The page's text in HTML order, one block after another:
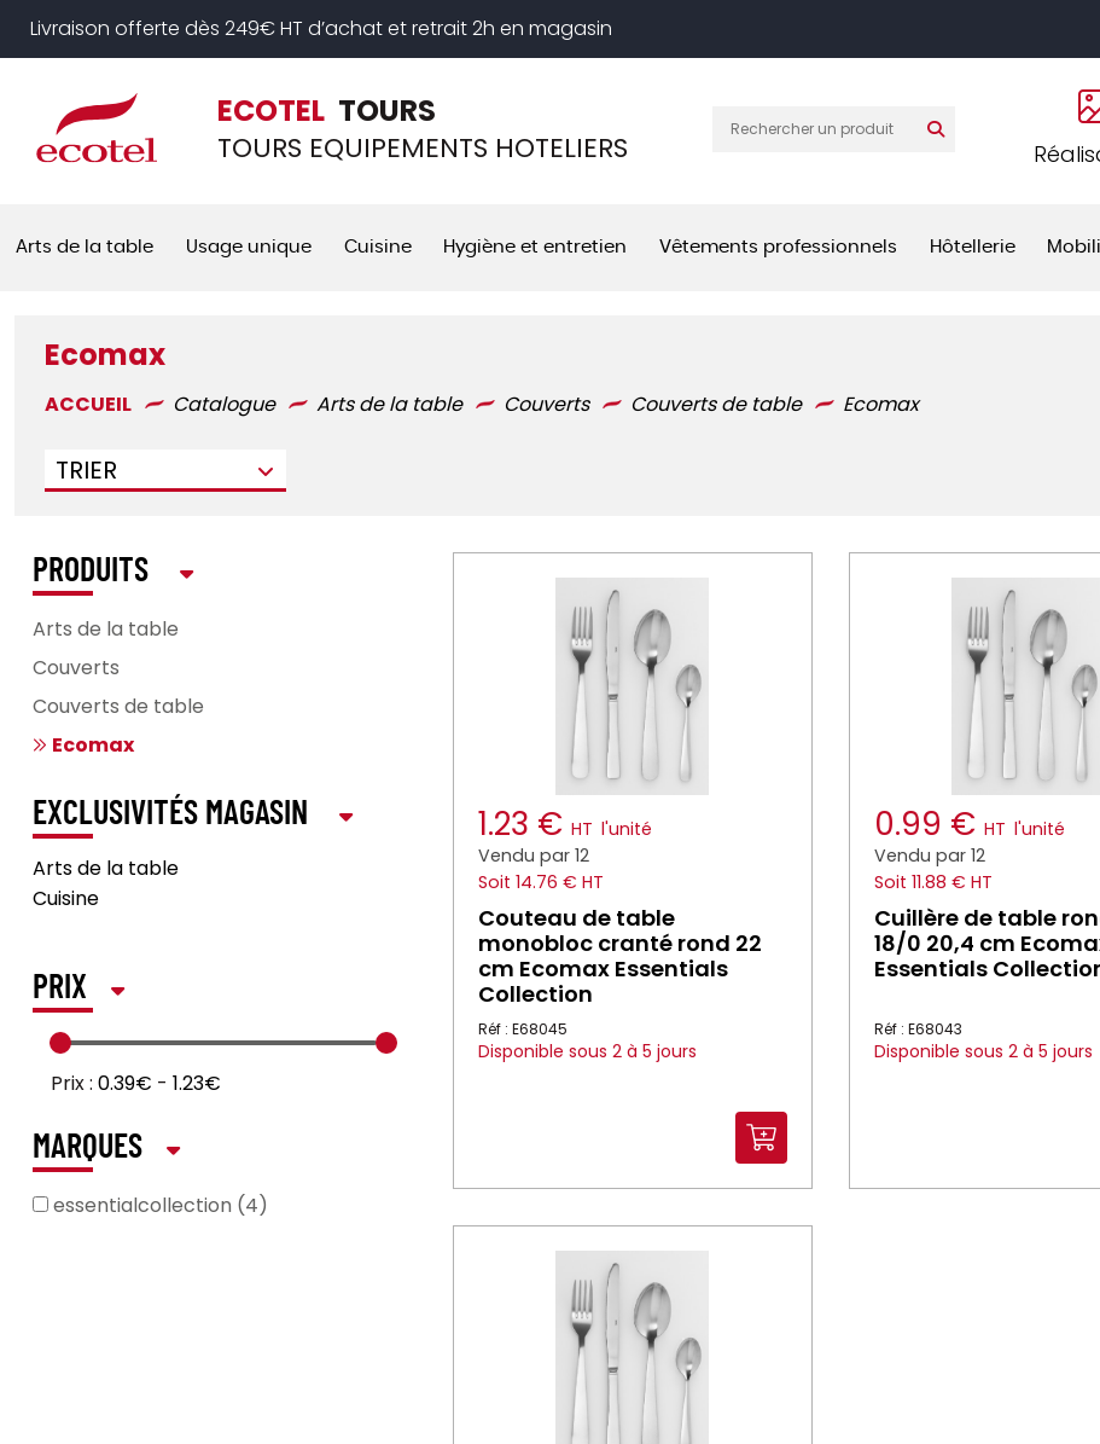
Livraison offerte dès 249€ HT d’achat et retrait 2h en magasin
ECOTEL TOURS
TOURS EQUIPEMENTS HOTELIERS
Arts de la table Usage unique Cuisine Hygiène et entretien Vêtements professionnels Hôtellerie
Ecomax
ACCUEIL Catalogue Arts de la table Couverts Couverts de table Ecomax
TRIER
1.23 € HT l'unité
Vendu par 12
Soit 14.76 € HT
Couteau de table
monobloc cranté rond 22
cm Ecomax Essentials
Collection
Réf : E68045
Disponible sous 2 à 5 jours
0.99 € HT l'unité
Vendu par 12
Soit 11.88 € HT
Cuillère de table
18/0 20,4 cm
Essentials
Réf : E68043
Disponible sous 2 à 5 jours
PRODUITS
Arts de la table
Couverts
Couverts de table
Ecomax
EXCLUSIVITÉS MAGASIN
Arts de la table
Cuisine
PRIX
Prix : 0.39€ - 1.23€
MARQUES
essentialcollection (4)
Panneau de gestion des cookies